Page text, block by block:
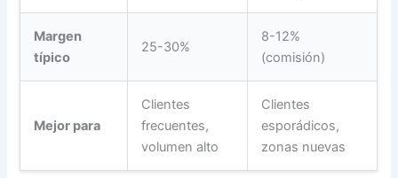
Margen
típico
25-30%
8-12%
(comisión)
Mejor para
Clientes
frecuentes,
volumen alto
Clientes
esporádicos,
zonas nuevas